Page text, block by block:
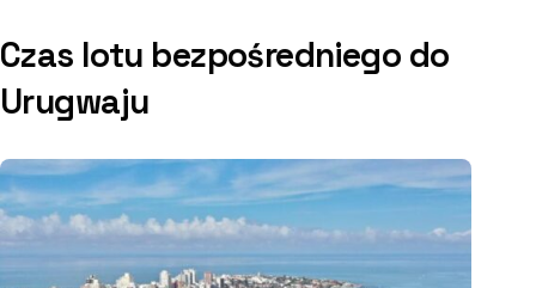
Czas lotu bezpośredniego do
Urugwaju